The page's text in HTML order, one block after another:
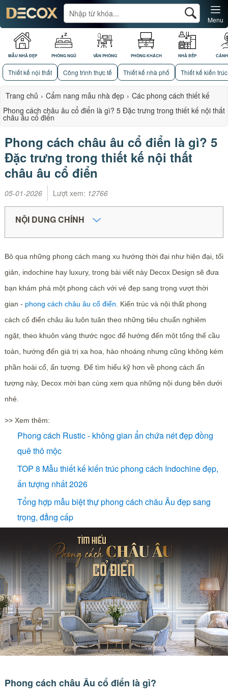
MẪU NHÀ ĐẸP PHÒNG NGỦ VĂN PHÒNG PHÒNG KHÁCH NHÀ BẾP
Menu
Thiết kế nội thất Công trình thực tế Thiết kế nhà phố Thiết kế kiến trúc
Trang chủ › Cẩm nang mẫu nhà đẹp › Các phong cách thiết kế
Phong cách châu âu cổ điển là gì? 5 Đặc trưng trong thiết kế nội thất
châu âu cổ điển
Phong cách châu âu cổ điển là gì? 5
Đặc trưng trong thiết kế nội thất
châu âu cổ điển
05-01-2026 Lượt xem: 12766
NỘI DUNG CHÍNH
Bỏ qua những phong cách mang xu hướng thời đại như hiện đại, tối
giản, indochine hay luxury, trong bài viết này Decox Design sẽ đưa
bạn khám phá một phong cách với vẻ đẹp sang trọng vượt thời
gian - phong cách châu âu cổ điển . Kiến trúc và nội thất phong
cách cổ điển châu âu luôn tuân theo những tiêu chuẩn nghiêm
ngặt, theo khuôn vàng thước ngọc để hướng đến một tổng thể cầu
toàn, hướng đến giá trị xa hoa, hào nhoáng nhưng cũng không kém
phần hoài cổ, ấn tượng. Để tìm hiểu kỹ hơn về phong cách ấn
tượng này, Decox mời bạn cùng xem qua những nội dung bên dưới
nhé.
>> Xem thêm:
Phong cách Rustic - không gian ẩn chứa nét đẹp đồng
quê thô mộc
TOP 8 Mẫu thiết kế kiến trúc phong cách Indochine đẹp,
ấn tượng nhất 2026
Tổng hợp mẫu biệt thự phong cách châu Âu đẹp sang
trọng, đẳng cấp
Phong cách châu Âu cổ điển là gì?